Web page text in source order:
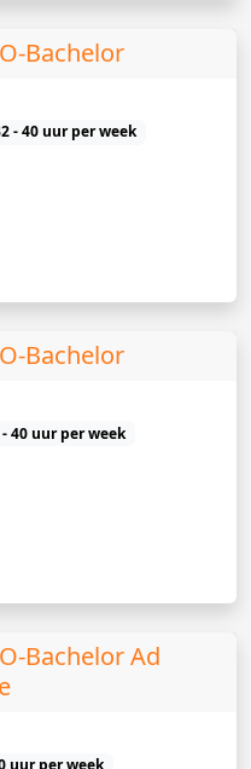
Bachelor
- 40 uur per week
Bachelor
- 40 uur per week
Bachelor Ad
uur per week